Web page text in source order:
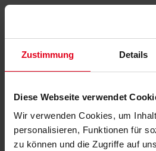
Zustimmung Details
Diese Webseite verwendet
Wir verwenden Cookies, um
personalisieren, Funktionen für
zu können und die Zugriffe auf